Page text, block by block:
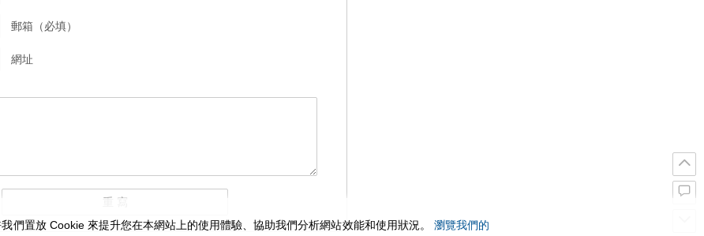
郵箱（必填）
網址
們置放 Cookie 來提升您在本網站上的使用體驗、協助我們分析網站效能和使用狀況。 瀏覽我們的